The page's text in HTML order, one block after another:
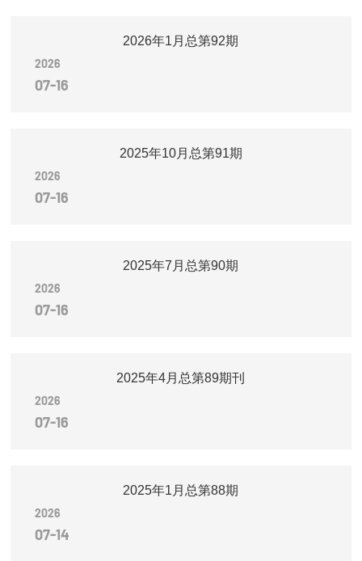
2026年1月总第92期
2026
07-16
2025年10月总第91期
2026
07-16
2025年7月总第90期
2026
07-16
2025年4月总第89期刊
2026
07-16
2025年1月总第88期
2026
07-14